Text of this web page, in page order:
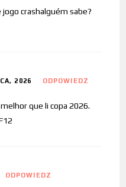
crashalguém sabe?
2026 ODPOWIEDZ
que li copa 2026.
ODPOWIEDZ